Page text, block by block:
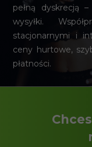
pełną dyskrecją
wysyłki.
stacjonarnymi i
ceny hurtowe,
płatności.